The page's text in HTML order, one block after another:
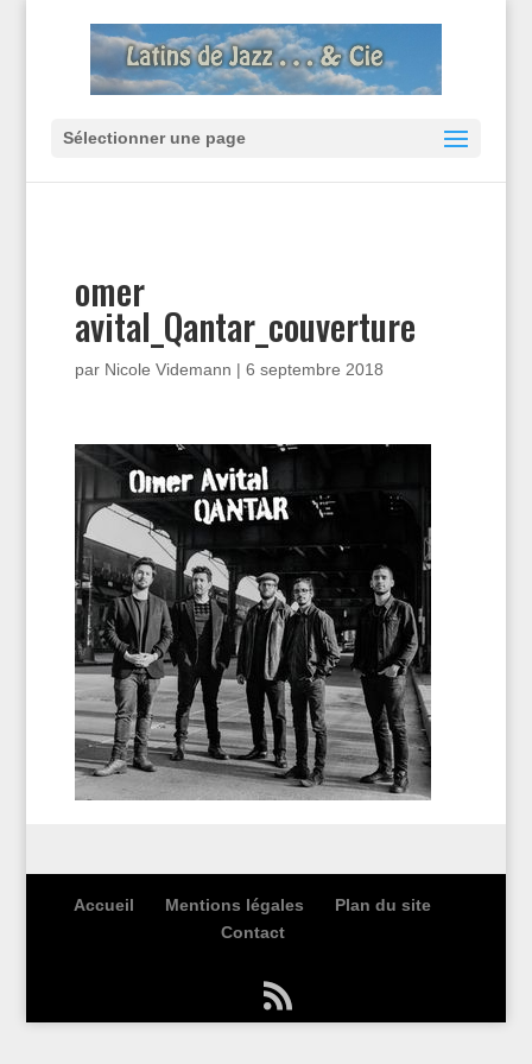
Sélectionner une page
omer
avital_Qantar_couverture
par Nicole Videmann | 6 septembre 2018
Accueil Mentions légales
Plan du site
Contact